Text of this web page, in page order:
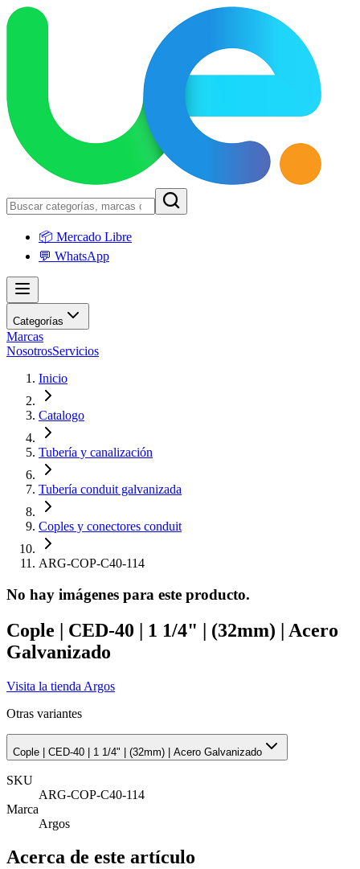
📦 Mercado Libre
💬 WhatsApp
Categorías
Marcas
NosotrosServicios
Inicio
Catalogo
Tubería y canalización
Tubería conduit galvanizada
Coples y conectores conduit
ARG-COP-C40-114
No hay imágenes para este producto.
Cople | CED-40 | 1 1/4" | (32mm) | Acero
Galvanizado
Visita la tienda Argos
Otras variantes
Cople | CED-40 | 1 1/4" | (32mm) | Acero Galvanizado
SKU
ARG-COP-C40-114
Marca
Argos
Acerca de este artículo